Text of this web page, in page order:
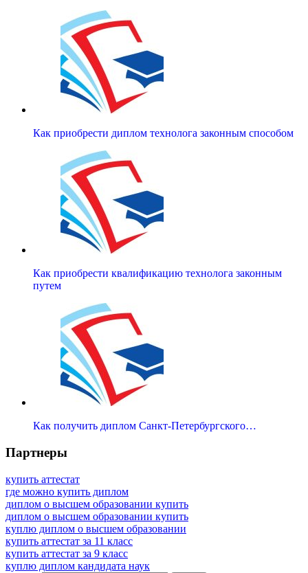
Как приобрести диплом технолога законным способом
Как приобрести квалификацию технолога законным
путем
Как получить диплом Санкт-Петербургского…
Партнеры
купить аттестат
где можно купить диплом
диплом о высшем образовании купить
диплом о высшем образовании купить
куплю диплом о высшем образовании
купить аттестат за 11 класс
купить аттестат за 9 класс
куплю диплом кандидата наук